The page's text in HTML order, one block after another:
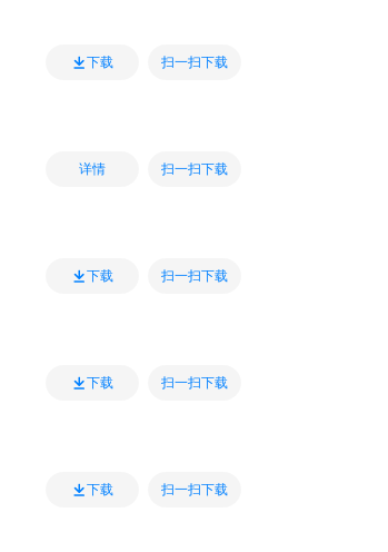
下载 扫一扫下载
详情 扫一扫下载
下载 扫一扫下载
下载 扫一扫下载
下载 扫一扫下载